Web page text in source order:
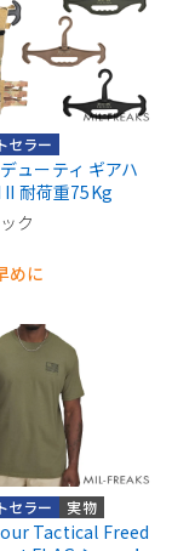
セラー
ューティ ギアハ
II 耐荷重75Kg
ク
めに
実物
セラー
Tactical Freed